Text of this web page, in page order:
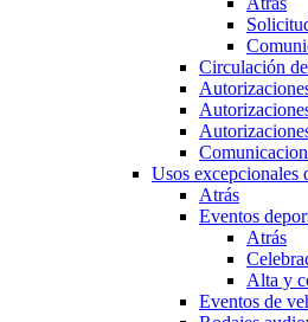
Circulación
Usos excepcionales
Atrás
Eventos
Atrás
Alta y
Eventos de